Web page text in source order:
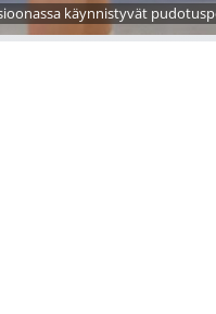
käynnistyvät